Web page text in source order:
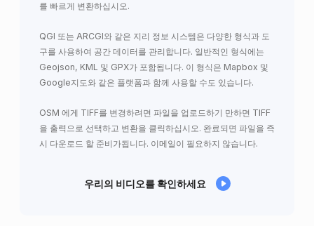
를 빠르게 변환하십시오.
QGI 또는 ARCGI와 같은 지리 정보 시스템은 다양한 형식과 도
구를 사용하여 공간 데이터를 관리합니다. 일반적인 형식에는
Geojson, KML 및 GPX가 포함됩니다. 이 형식은 Mapbox 및
Google지도와 같은 플랫폼과 함께 사용할 수도 있습니다.
OSM 에게 TIFF를 변경하려면 파일을 업로드하기 만하면 TIFF
을 출력으로 선택하고 변환을 클릭하십시오. 완료되면 파일을 즉
시 다운로드 할 준비가됩니다. 이메일이 필요하지 않습니다.
우리의 비디오를 확인하세요